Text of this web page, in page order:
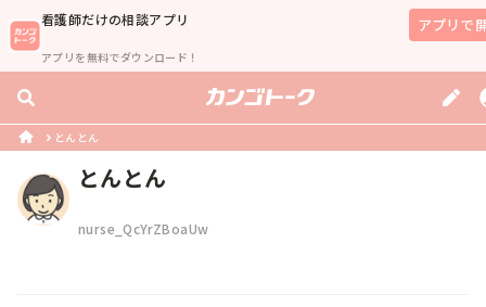
看護師だけの相談アプリ
アプリを無料でダウンロード！
アプリで
とんとん
とんとん
nurse_QcYrZBoaUw